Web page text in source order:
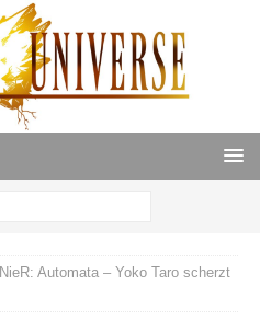
NieR: Automata – Yoko Taro scherzt